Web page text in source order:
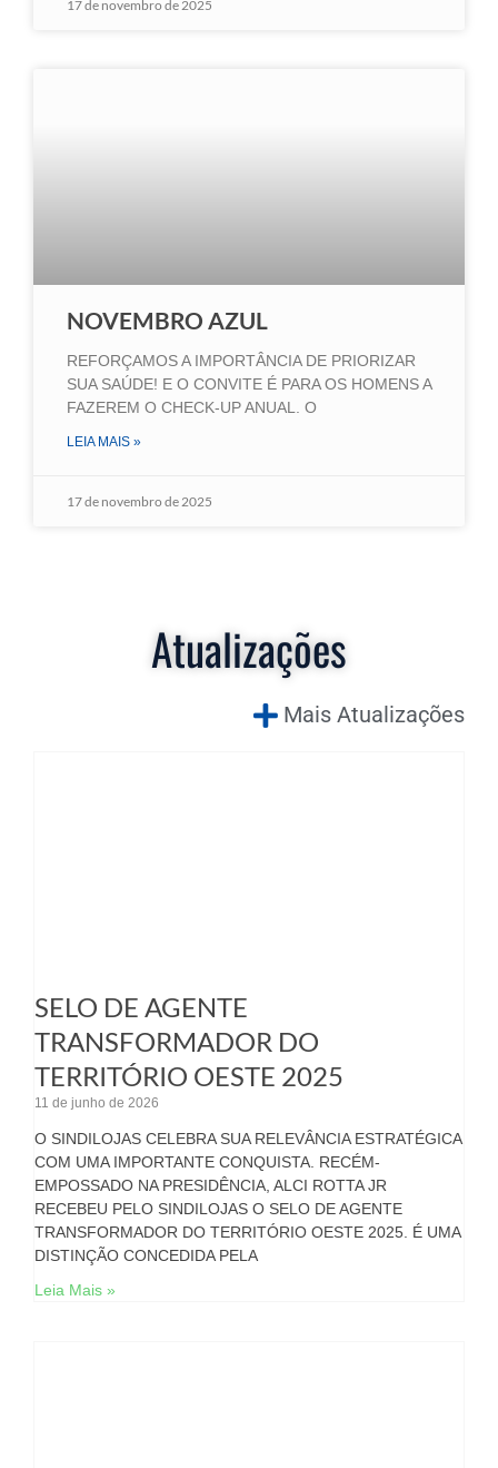
17 de novembro de 2025
NOVEMBRO AZUL
REFORÇAMOS A IMPORTÂNCIA DE PRIORIZAR
SUA SAÚDE! E O CONVITE É PARA OS HOMENS A
FAZEREM O CHECK-UP ANUAL. O
LEIA MAIS »
17 de novembro de 2025
Atualizações
Mais Atualizações
SELO DE AGENTE
TRANSFORMADOR DO
TERRITÓRIO OESTE 2025
11 de junho de 2026
O SINDILOJAS CELEBRA SUA RELEVÂNCIA ESTRATÉGICA
COM UMA IMPORTANTE CONQUISTA. RECÉM-
EMPOSSADO NA PRESIDÊNCIA, ALCI ROTTA JR
RECEBEU PELO SINDILOJAS O SELO DE AGENTE
TRANSFORMADOR DO TERRITÓRIO OESTE 2025. É UMA
DISTINÇÃO CONCEDIDA PELA
Leia Mais »